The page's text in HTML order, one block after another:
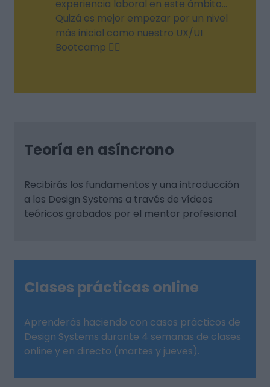
experiencia laboral en este ámbito...
Quizá es mejor empezar por un nivel
más inicial como nuestro UX/UI
Bootcamp 👍🏼
Teoría en asíncrono
Recibirás los fundamentos y una introducción
a los Design Systems a través de vídeos
teóricos grabados por el mentor profesional.
Clases prácticas online
Aprenderás haciendo con casos prácticos de
Design Systems durante 4 semanas de clases
online y en directo (martes y jueves).